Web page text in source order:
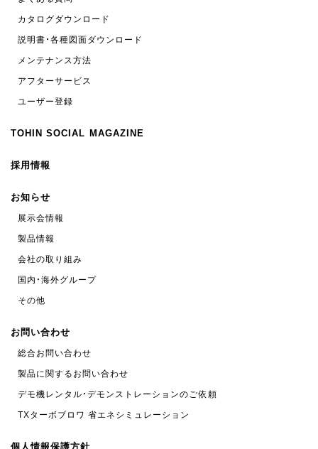
カタログダウンロード
説明書・各種図面ダウンロード
メンテナンス方法
アフターサービス
ユーザー登録
TOHIN SOCIAL MAGAZINE
採用情報
お知らせ
展示会情報
製品情報
会社の取り組み
国内・海外グループ
その他
お問い合わせ
総合お問い合わせ
製品に関するお問い合わせ
デモ機レンタル・デモンストレーションのご依頼
TXターボブロワ 省エネシミュレーション
個人情報保護方針